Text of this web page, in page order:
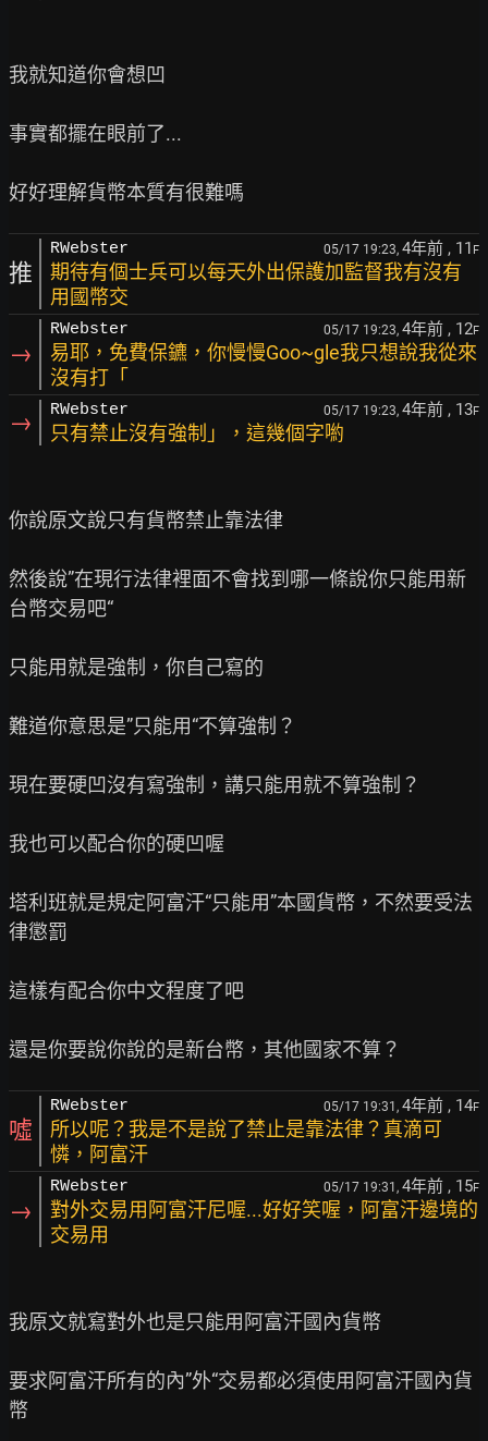
我就知道你會想凹
事實都擺在眼前了...
推
RWebster 05/17 19:23, 4年前 , 11 F
期待有個士兵可以每天外出保護加監督我有沒有
用國幣交
→
RWebster 05/17 19:23, 4年前 , 12F
易耶，免費保鑣，你慢慢Goo~gle我只想說我從來
沒有打「
→ RWebster 05/17 19:23, 4年前 , 13F
只有禁止沒有強制」，這幾個字喲
你說原文說只有貨幣禁止靠法律
然後說”在現行法律裡面不會找到哪一條說你只能用新
台幣交易吧“
只能用就是強制，你自己寫的
難道你意思是”只能用“不算強制？
現在要硬凹沒有寫強制，講只能用就不算強制？
我也可以配合你的硬凹喔
塔利班就是規定阿富汗“只能用”本國貨幣，不然要受法
律懲罰
這樣有配合你中文程度了吧
噓
RWebster 05/17 19:31, 4年前 , 14F
所以呢？我是不是說了禁止是靠法律？真滴可
憐，阿富汗
→
RWebster 05/17 19:31, 4年前 , 15F
對外交易用阿富汗尼喔...好好笑喔，阿富汗邊境的
交易用
我原文就寫對外也是只能用阿富汗國內貨幣
要求阿富汗所有的內”外“交易都必須使用阿富汗國內貨
幣